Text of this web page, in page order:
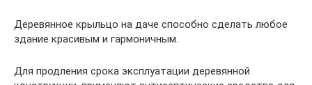
Деревянное крыльцо на даче способно сделать любое
здание красивым и гармоничным.
Для продления срока эксплуатации деревянной